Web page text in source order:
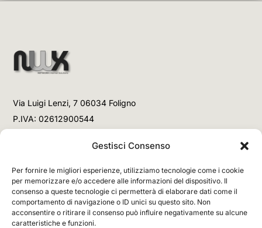
Gestisci Consenso
Per fornire le migliori esperienze, utilizziamo tecnologie come i cookie
per memorizzare e/o accedere alle informazioni del dispositivo. Il
consenso a queste tecnologie ci permetterà di elaborare dati come il
comportamento di navigazione o ID unici su questo sito. Non
acconsentire o ritirare il consenso può influire negativamente su alcune
caratteristiche e funzioni.
Via Luigi Lenzi, 7 06034 Foligno
P.IVA: 02612900544
+39 3477853708 (Chiamata)
Email
info@networx.it